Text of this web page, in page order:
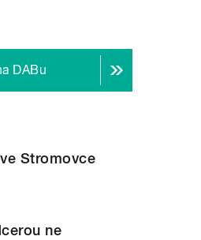
DABu
Stromovce
ne